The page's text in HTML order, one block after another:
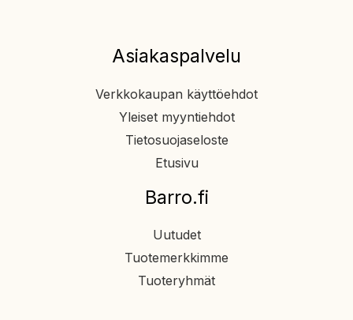
Asiakaspalvelu
Verkkokaupan käyttöehdot
Yleiset myyntiehdot
Tietosuojaseloste
Etusivu
Barro.fi
Uutudet
Tuotemerkkimme
Tuoteryhmät